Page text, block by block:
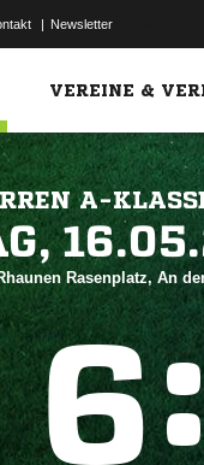
| Newsletter
VEREINE &
A-
Rasenplatz, An
